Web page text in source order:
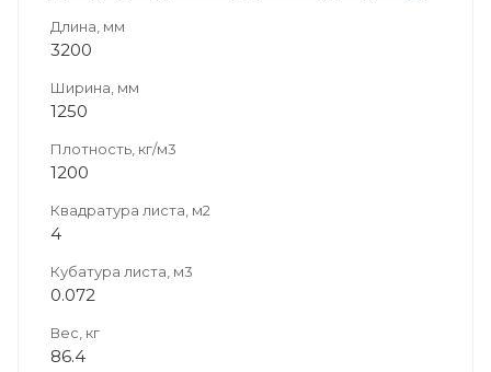
Длина, мм
3200
Ширина, мм
1250
Плотность, кг/м3
1200
Квадратура листа, м2
4
Кубатура листа, м3
0.072
Вес, кг
86.4